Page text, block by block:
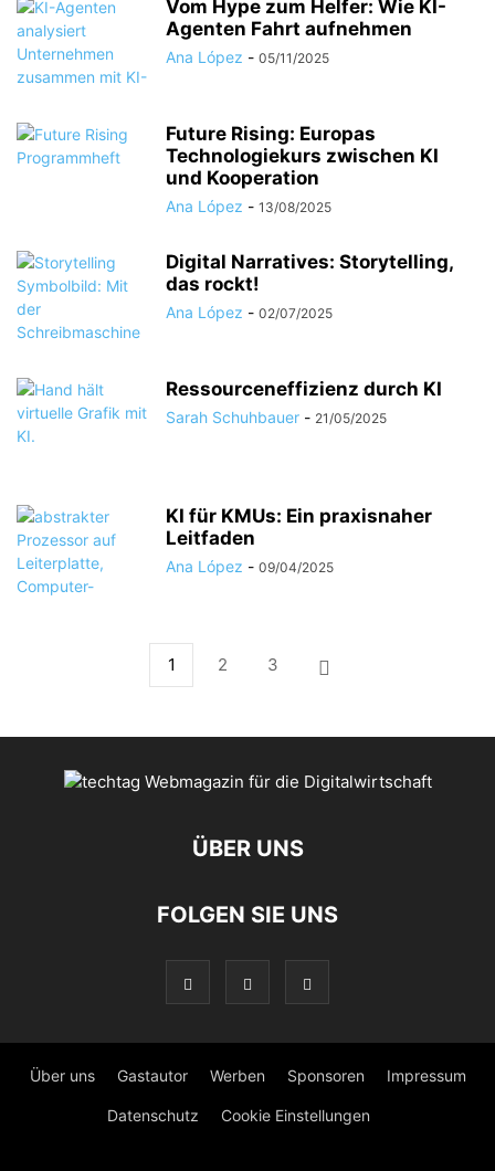
Vom Hype zum Helfer: Wie KI-
Agenten Fahrt aufnehmen
Ana López - 05/11/2025
Future Rising: Europas
Technologiekurs zwischen KI
und Kooperation
Ana López - 13/08/2025
Digital Narratives: Storytelling,
das rockt!
Ana López - 02/07/2025
Ressourceneffizienz durch KI
Sarah Schuhbauer - 21/05/2025
KI für KMUs: Ein praxisnaher
Leitfaden
Ana López - 09/04/2025
1 2 3
ÜBER UNS
FOLGEN SIE UNS
Über uns Gastautor Werben Sponsoren Impressum
Datenschutz Cookie Einstellungen